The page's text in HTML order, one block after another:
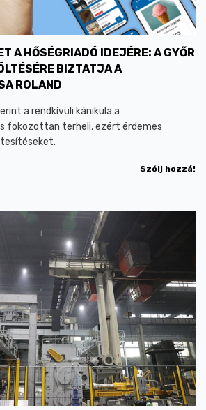
A HŐSÉGRIADÓ IDEJÉRE: A GYŐR
BIZTATJA A
ROLAND
a rendkívüli kánikula a
fokozottan terheli, ezért érdemes
Szólj hozzá!